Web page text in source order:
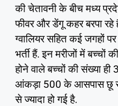
की चेतावनी के बीच मध्य
फीवर और डेंगू कहर बरपा रहे
ग्वालियर सहित कई जगहों
भर्ती हैं. इन मरीजों में बच्चों
होने वाले बच्चों की संख्या
आंकड़ा 500 के आसपास छू
से ज्यादा हो गई है.